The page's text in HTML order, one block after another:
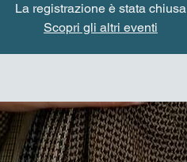
La registrazione è stata chiusa
Scopri gli altri eventi